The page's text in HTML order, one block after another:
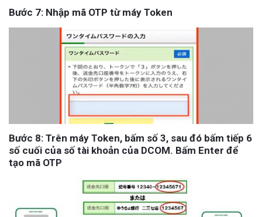
Bước 7: Nhập mã OTP từ máy Token
Bước 8: Trên máy Token, bấm số 3, sau đó bấm tiếp 6
số cuối của số tài khoản của DCOM. Bấm Enter để
tạo mã OTP